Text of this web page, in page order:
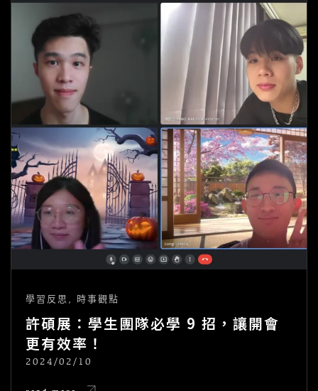
學習反思, 時事觀點
許碩展：學生團隊必學 9 招，讓開會
更有效率！
POSTED
2024/02/10